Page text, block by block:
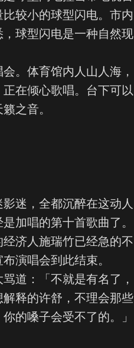
较小的球型闪电。市内
球型闪电是一种自然现
。体育馆内人山人海，
在倾心歌唱。台下可以
之音。
迷，全都沉醉在这动人
加唱的第十首歌曲了。
济人施瑞竹已经急的不
演唱会到此结束。
道：「不就是有名了，
释的许舒，不理会那些
的嗓子会受不了的。」